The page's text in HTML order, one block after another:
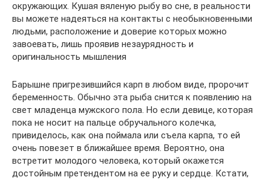
окружающих. Кушая вяленую рыбу во сне, в реальности
вы можете надеяться на контакты с необыкновенными
людьми, расположение и доверие которых можно
завоевать, лишь проявив незаурядность и
оригинальность мышления
Барышне пригрезившийся карп в любом виде, пророчит
беременность. Обычно эта рыба снится к появлению на
свет младенца мужского пола. Но если девице, которая
пока не носит на пальце обручального колечка,
привиделось, как она поймала или съела карпа, то ей
очень повезет в ближайшее время. Вероятно, она
встретит молодого человека, который окажется
достойным претендентом на ее руку и сердце. Кстати,